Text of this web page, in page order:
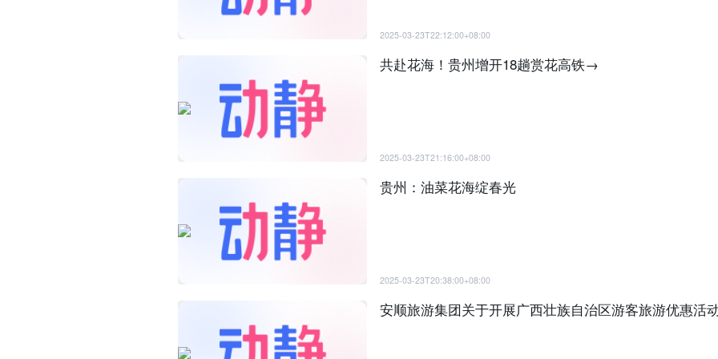
2025-03-23T22:12:00+08:00
共赴花海！贵州增开18趟赏花高铁→
2025-03-23T21:16:00+08:00
贵州：油菜花海绽春光
2025-03-23T20:38:00+08:00
安顺旅游集团关于开展广西壮族自治区游客旅游优惠活